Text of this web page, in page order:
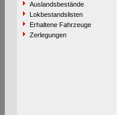
Auslandsbestände
Lokbestandslisten
Erhaltene Fahrzeuge
Zerlegungen